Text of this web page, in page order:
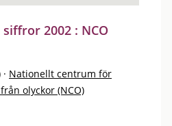
2002 : NCO
· Nationellt centrum för
olyckor (NCO)